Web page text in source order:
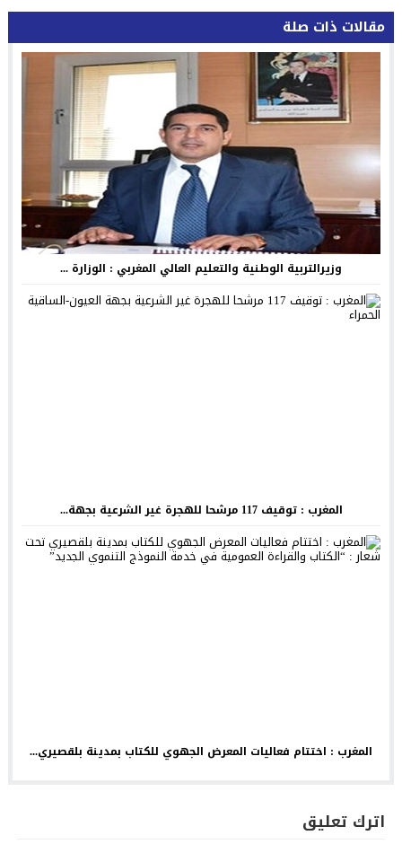
مقالات ذات صلة
وزيرالتربية الوطنية والتعليم العالي المغربي : الوزارة ...
المغرب : توقيف 117 مرشحا للهجرة غير الشرعية بجهة...
المغرب : اختتام فعاليات المعرض الجهوي للكتاب بمدينة بلقصيري...
اترك تعليق